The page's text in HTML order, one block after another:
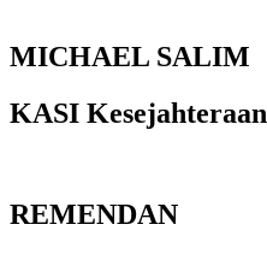
MICHAEL SALIM
KASI
REMENDAN